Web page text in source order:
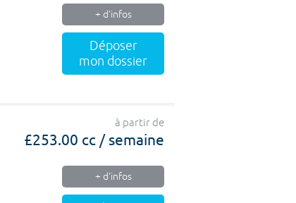
+ d'infos
Déposer
mon dossier
à partir de
£253.00 cc / semaine
+ d'infos